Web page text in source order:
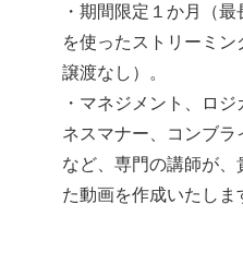
・期間限定１か月（
を使ったストリーミ
譲渡なし）。
・マネジメント、ロ
ネスマナー、コンブラ
など、専門の講師が
た動画を作成いたしま